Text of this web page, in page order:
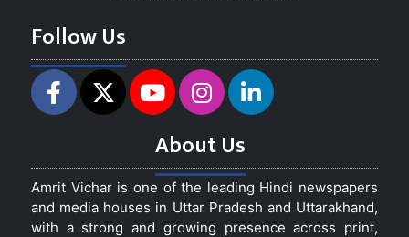
Follow Us
About Us
Amrit Vichar is one of the leading Hindi newspapers
and media houses in Uttar Pradesh and Uttarakhand,
with a strong and growing presence across print,